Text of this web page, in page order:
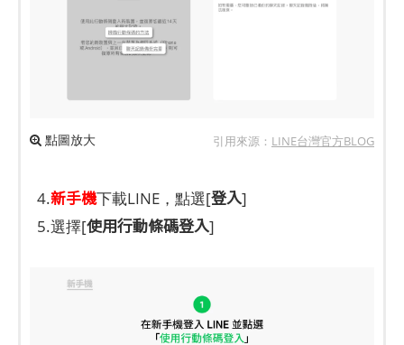
點圖放大 引用來源： LINE台灣官方BLOG
4.新手機下載LINE，點選[登入]
5.選擇[使用行動條碼登入]